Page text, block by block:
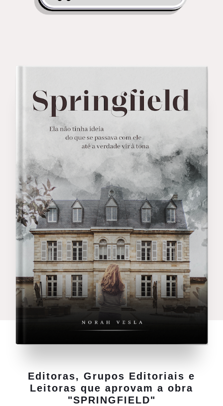
Editoras, Grupos Editoriais e
Leitoras que aprovam a obra
"SPRINGFIELD"